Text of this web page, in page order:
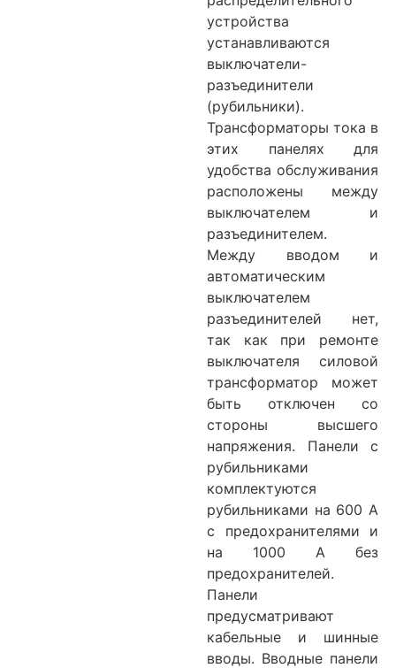
устройства
устанавливаются
выключатели-
разъединители
(рубильники).
Трансформаторы тока в
этих панелях для
удобства обслуживания
расположены между
выключателем и
разъединителем.
Между вводом и
автоматическим
выключателем
разъединителей нет,
так как при ремонте
выключателя силовой
трансформатор может
быть отключен со
стороны высшего
напряжения. Панели с
рубильниками
комплектуются
рубильниками на 600 А
с предохранителями и
на 1000 А без
предохранителей.
Панели
предусматривают
кабельные и шинные
вводы. Вводные панели